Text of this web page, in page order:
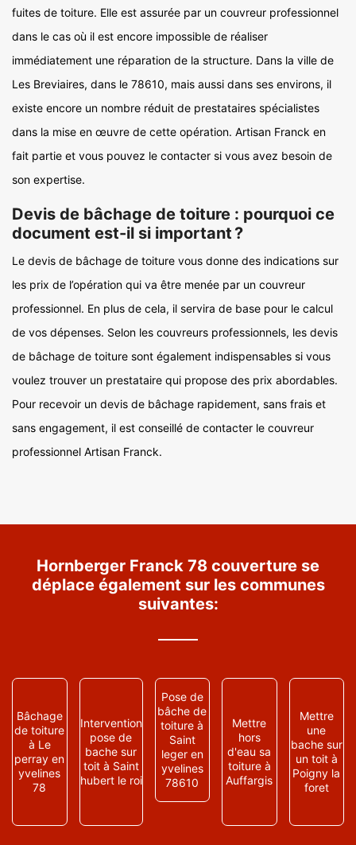
fuites de toiture. Elle est assurée par un couvreur professionnel
dans le cas où il est encore impossible de réaliser
immédiatement une réparation de la structure. Dans la ville de
Les Breviaires, dans le 78610, mais aussi dans ses environs, il
existe encore un nombre réduit de prestataires spécialistes
dans la mise en œuvre de cette opération. Artisan Franck en
fait partie et vous pouvez le contacter si vous avez besoin de
son expertise.
Devis de bâchage de toiture : pourquoi ce
document est-il si important ?
Le devis de bâchage de toiture vous donne des indications sur
les prix de l’opération qui va être menée par un couvreur
professionnel. En plus de cela, il servira de base pour le calcul
de vos dépenses. Selon les couvreurs professionnels, les devis
de bâchage de toiture sont également indispensables si vous
voulez trouver un prestataire qui propose des prix abordables.
Pour recevoir un devis de bâchage rapidement, sans frais et
sans engagement, il est conseillé de contacter le couvreur
professionnel Artisan Franck.
Hornberger Franck 78 couverture se
déplace également sur les communes
suivantes:
Bâchage
de toiture
à Le
perray en
yvelines
78
Intervention
pose de
bache sur
toit à Saint
hubert le roi
Pose de
bâche de
toiture à
Saint
leger en
yvelines
78610
Mettre
hors
d'eau sa
toiture à
Auffargis
Mettre
une
bache sur
un toit à
Poigny la
foret